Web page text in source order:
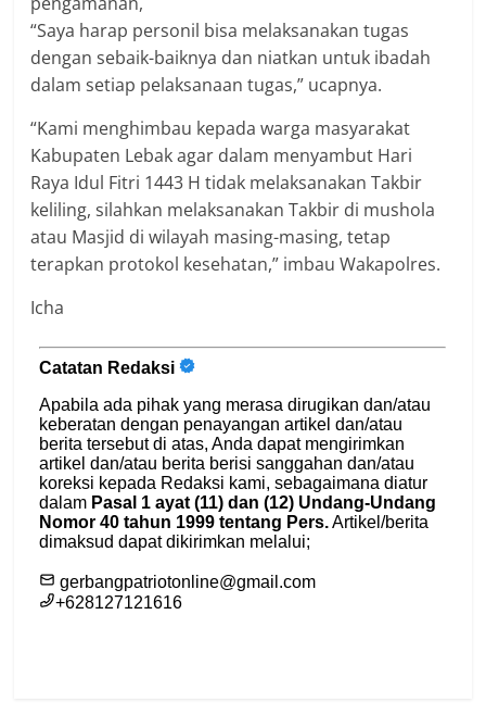
“Saya harap personil bisa melaksanakan tugas
dengan sebaik-baiknya dan niatkan untuk ibadah
dalam setiap pelaksanaan tugas,” ucapnya.
“Kami menghimbau kepada warga masyarakat
Kabupaten Lebak agar dalam menyambut Hari
Raya Idul Fitri 1443 H tidak melaksanakan Takbir
keliling, silahkan melaksanakan Takbir di mushola
atau Masjid di wilayah masing-masing, tetap
terapkan protokol kesehatan,” imbau Wakapolres.
Icha